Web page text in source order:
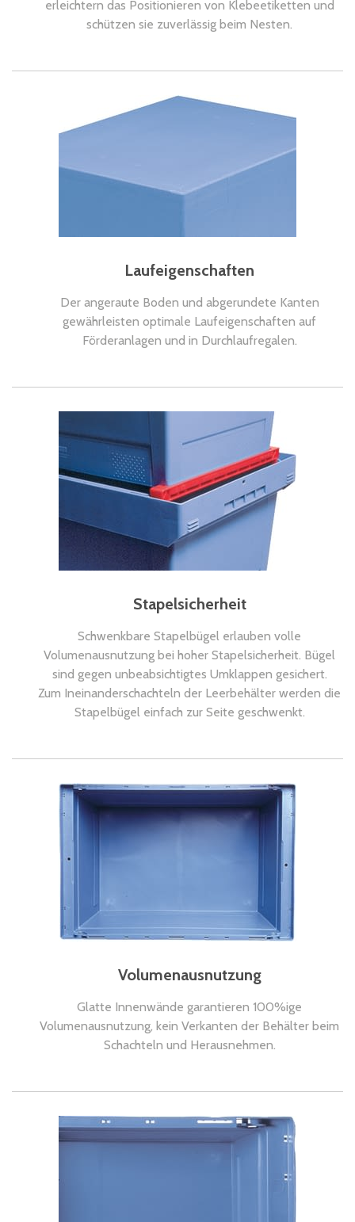
erleichtern das Positionieren von Klebeetiketten und
schützen sie zuverlässig beim Nesten.
Laufeigenschaften
Der angeraute Boden und abgerundete Kanten
gewährleisten optimale Laufeigenschaften auf
Förderanlagen und in Durchlaufregalen.
Stapelsicherheit
Schwenkbare Stapelbügel erlauben volle
Volumenausnutzung bei hoher Stapelsicherheit. Bügel
sind gegen unbeabsichtigtes Umklappen gesichert.
Zum Ineinanderschachteln der Leerbehälter werden die
Stapelbügel einfach zur Seite geschwenkt.
Volumenausnutzung
Glatte Innenwände garantieren 100%ige
Volumenausnutzung, kein Verkanten der Behälter beim
Schachteln und Herausnehmen.